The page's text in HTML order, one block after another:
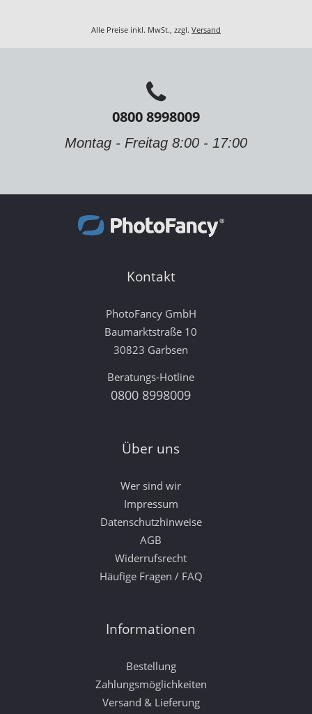
Alle Preise inkl. MwSt., zzgl. Versand
0800 8998009
Montag - Freitag 8:00 - 17:00
Kontakt
PhotoFancy GmbH
Baumarktstraße 10
30823 Garbsen
Beratungs-Hotline
0800 8998009
Über uns
Wer sind wir
Impressum
Datenschutzhinweise
AGB
Widerrufsrecht
Häufige Fragen / FAQ
Informationen
Bestellung
Zahlungsmöglichkeiten
Versand & Lieferung